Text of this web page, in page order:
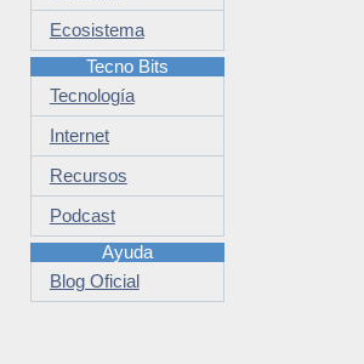
Ecosistema
Tecno Bits
Tecnología
Internet
Recursos
Podcast
Ayuda
Blog Oficial